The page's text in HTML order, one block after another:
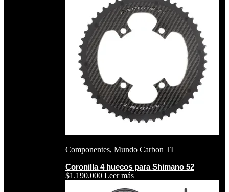
Componentes, Mundo Carbon TI
Coronilla 4 huecos para Shimano 52
$1.190.000 Leer más